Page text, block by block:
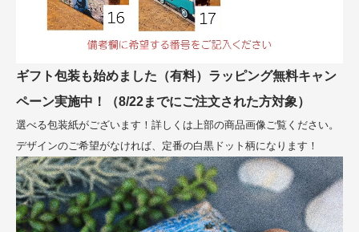
ギフト包装も始めました（有料）ラッピング無料キャン
ペーン実施中！（8/22までにご注文された方対象）
選べる包装紙がございます！詳しくは上部の商品画像ご覧ください。
デザインのご希望がなければ、定番の白黒ドット柄になります！